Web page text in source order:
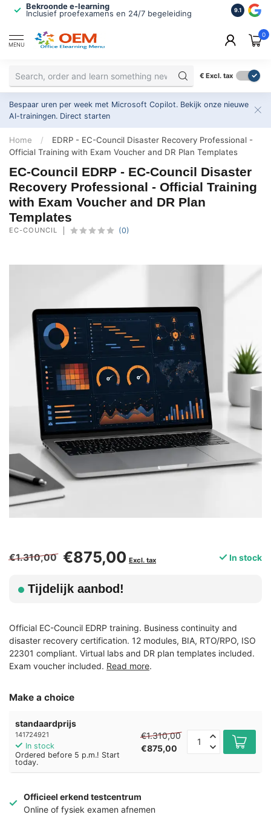
Bekroonde e-learning
Inclusief proefexamens en 24/7 begeleiding
ISO
2.500+
9.1
MENU
0
€ Excl. tax
Bespaar uren per week met Microsoft Copilot. Bekijk onze nieuwe
AI-trainingen. Direct starten
Home /
EDRP - EC-Council Disaster Recovery Professional -
Official Training with Exam Voucher and DR Plan Templates
EC-Council EDRP - EC-Council Disaster
Recovery Professional - Official Training
with Exam Voucher and DR Plan
Templates
EC-COUNCIL (0)
€1.310,00 €875,00 Excl. tax In stock
Tijdelijk aanbod!
Official EC-Council EDRP training. Business continuity and
disaster recovery certification. 12 modules, BIA, RTO/RPO, ISO
22301 compliant. Virtual labs and DR plan templates included.
Exam voucher included. Read more.
Make a choice
standaardprijs
141724921
In stock
Ordered before 5 p.m.! Start
today.
€1.310,00
€875,00
Officieel erkend testcentrum
Online of fysiek examen afnemen